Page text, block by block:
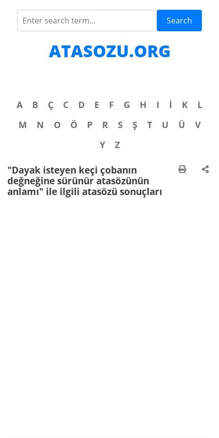
Search
ATASOZU.ORG
A B Ç C D E F G H I İ K
L
M
N O Ö P R S Ş T U Ü
V
Y
Z
"Dayak isteyen keçi çobanın
değneğine sürünür atasözünün
anlamı" ile ilgili atasözü sonuçları